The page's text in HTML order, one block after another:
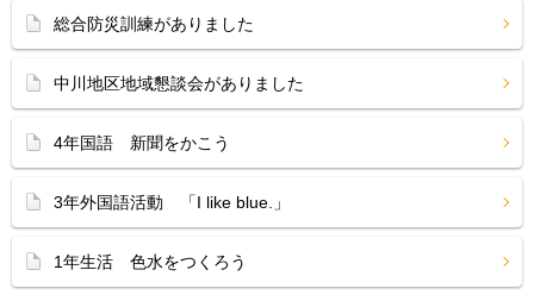
総合防災訓練がありました
中川地区地域懇談会がありました
4年国語 新聞をかこう
3年外国語活動 「I like blue.」
1年生活 色水をつくろう